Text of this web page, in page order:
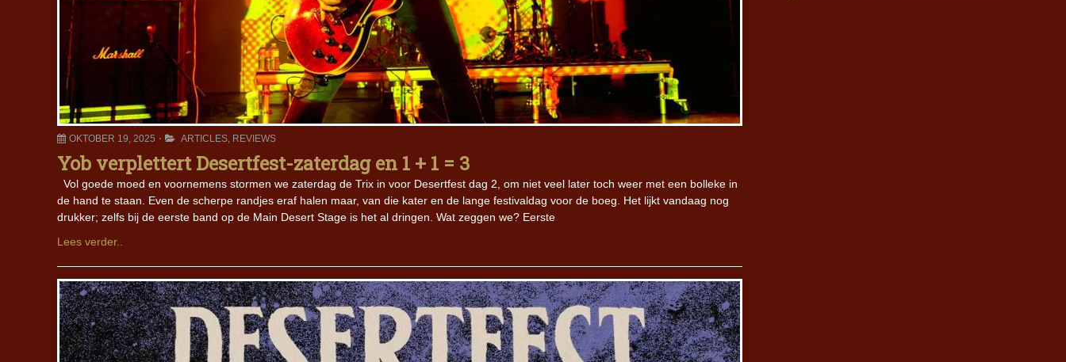
OKTOBER 19, 2025 ARTICLES, REVIEWS
Yob verplettert Desertfest-zaterdag en 1 + 1 = 3
Vol goede moed en voornemens stormen we zaterdag de Trix in voor Desertfest dag 2, om niet veel later toch weer met een bolleke in
de hand te staan. Even de scherpe randjes eraf halen maar, van die kater en de lange festivaldag voor de boeg. Het lijkt vandaag nog
drukker; zelfs bij de eerste band op de Main Desert Stage is het al dringen. Wat zeggen we? Eerste
Lees verder..